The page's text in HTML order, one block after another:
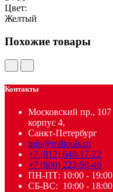
Цвет:
Желтый
Похожие товары
Контакты
Московский пр., 107
корпус 4,
Санкт-Петербург
info@miltools.ru
+7 (812) 648-17-22
+7 (800) 222-98-46
ПН-ПТ: 10:00 - 19:00
СБ-ВС: 10:00 - 18:00